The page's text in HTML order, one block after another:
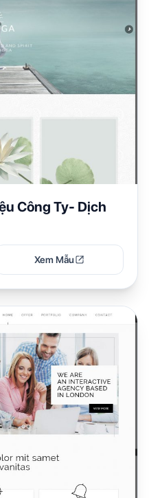
Công Ty- Dịch
Xem Mẫu